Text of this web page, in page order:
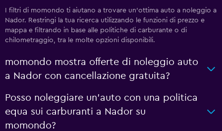
I filtri di momondo ti aiutano a trovare un'ottima auto a noleggio a
Nador. Restringi la tua ricerca utilizzando le funzioni di prezzo e
mappa e filtrando in base alle politiche di carburante o di
chilometraggio, tra le molte opzioni disponibili.
momondo mostra offerte di noleggio auto
a Nador con cancellazione gratuita?
Posso noleggiare un'auto con una politica
equa sui carburanti a Nador su
momondo?